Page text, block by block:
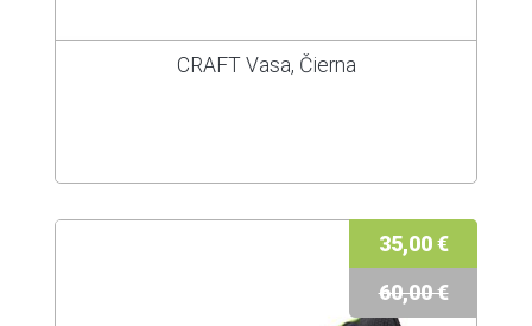
CRAFT Vasa, Čierna
35,00 €
60,00 €